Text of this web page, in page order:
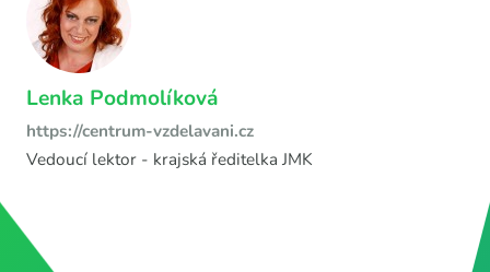
Lenka Podmolíková
https://centrum-vzdelavani.cz
Vedoucí lektor - krajská ředitelka JMK